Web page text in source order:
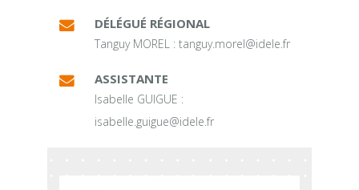
DÉLÉGUÉ RÉGIONAL
Tanguy MOREL : tanguy.morel@idele.fr
ASSISTANTE
Isabelle GUIGUE :
isabelle.guigue@idele.fr